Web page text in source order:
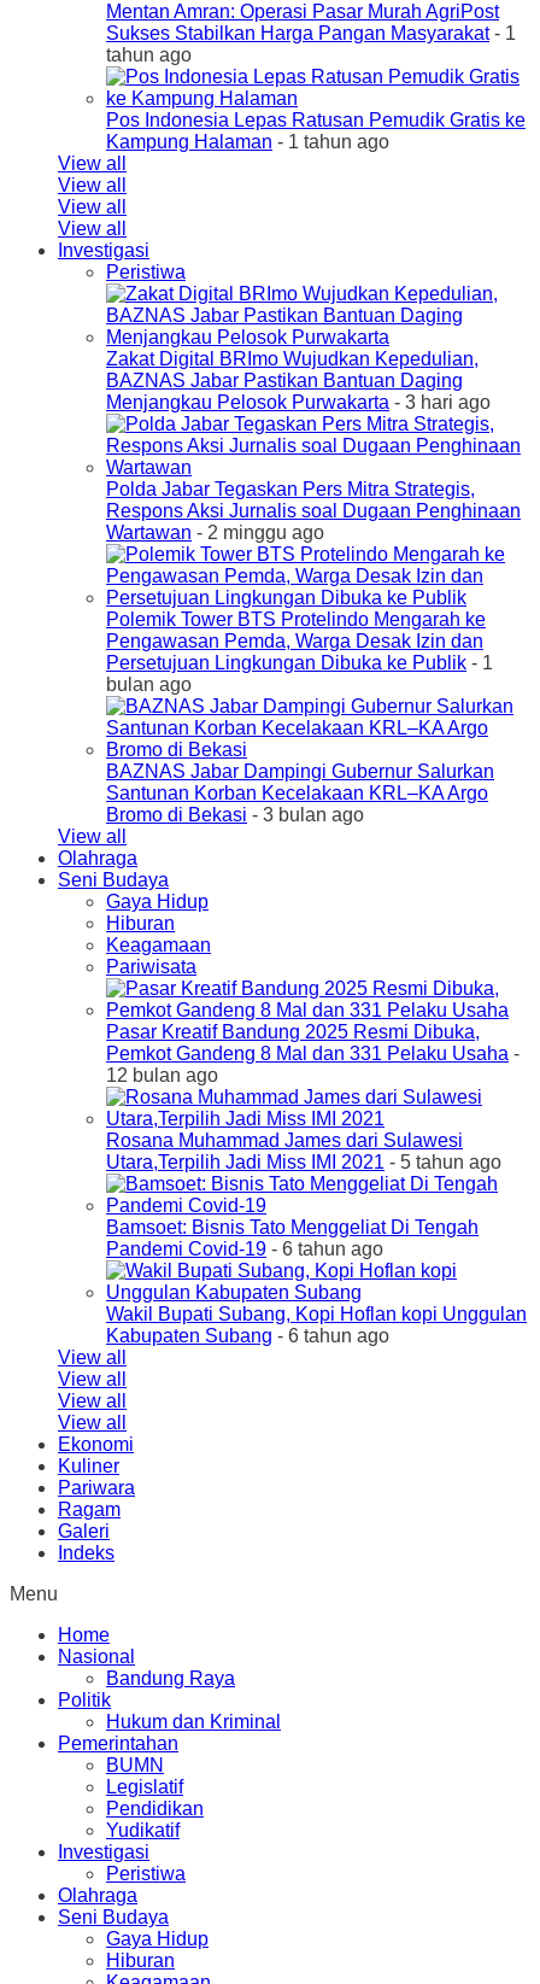
Mentan Amran: Operasi Pasar Murah AgriPost
Sukses Stabilkan Harga Pangan Masyarakat- 1
tahun ago
Pos Indonesia Lepas Ratusan Pemudik Gratis ke
Kampung Halaman - 1 tahun ago
View all
View all
View all
View all
Investigasi
Peristiwa
Zakat Digital BRImo Wujudkan Kepedulian,
BAZNAS Jabar Pastikan Bantuan Daging
Menjangkau Pelosok Purwakarta - 3 hari ago
Polda Jabar Tegaskan Pers Mitra Strategis,
Respons Aksi Jurnalis soal Dugaan Penghinaan
Wartawan - 2 minggu ago
Polemik Tower BTS Protelindo Mengarah ke
Pengawasan Pemda, Warga Desak Izin dan
Persetujuan Lingkungan Dibuka ke Publik - 1
bulan ago
BAZNAS Jabar Dampingi Gubernur Salurkan
Santunan Korban Kecelakaan KRL–KA Argo
Bromo di Bekasi - 3 bulan ago
View all
Olahraga
Seni Budaya
Gaya Hidup
Hiburan
Keagamaan
Pariwisata
Pasar Kreatif Bandung 2025 Resmi Dibuka,
Pemkot Gandeng 8 Mal dan 331 Pelaku Usaha -
12 bulan ago
Rosana Muhammad James dari Sulawesi
Utara,Terpilih Jadi Miss IMI 2021 - 5 tahun ago
Bamsoet: Bisnis Tato Menggeliat Di Tengah
Pandemi Covid-19 - 6 tahun ago
Wakil Bupati Subang, Kopi Hoflan kopi Unggulan
Kabupaten Subang - 6 tahun ago
View all
View all
View all
View all
Ekonomi
Kuliner
Pariwara
Ragam
Galeri
Indeks
Menu
Home
Nasional
Bandung Raya
Politik
Hukum dan Kriminal
Pemerintahan
BUMN
Legislatif
Pendidikan
Yudikatif
Investigasi
Peristiwa
Olahraga
Seni Budaya
Gaya Hidup
Hiburan